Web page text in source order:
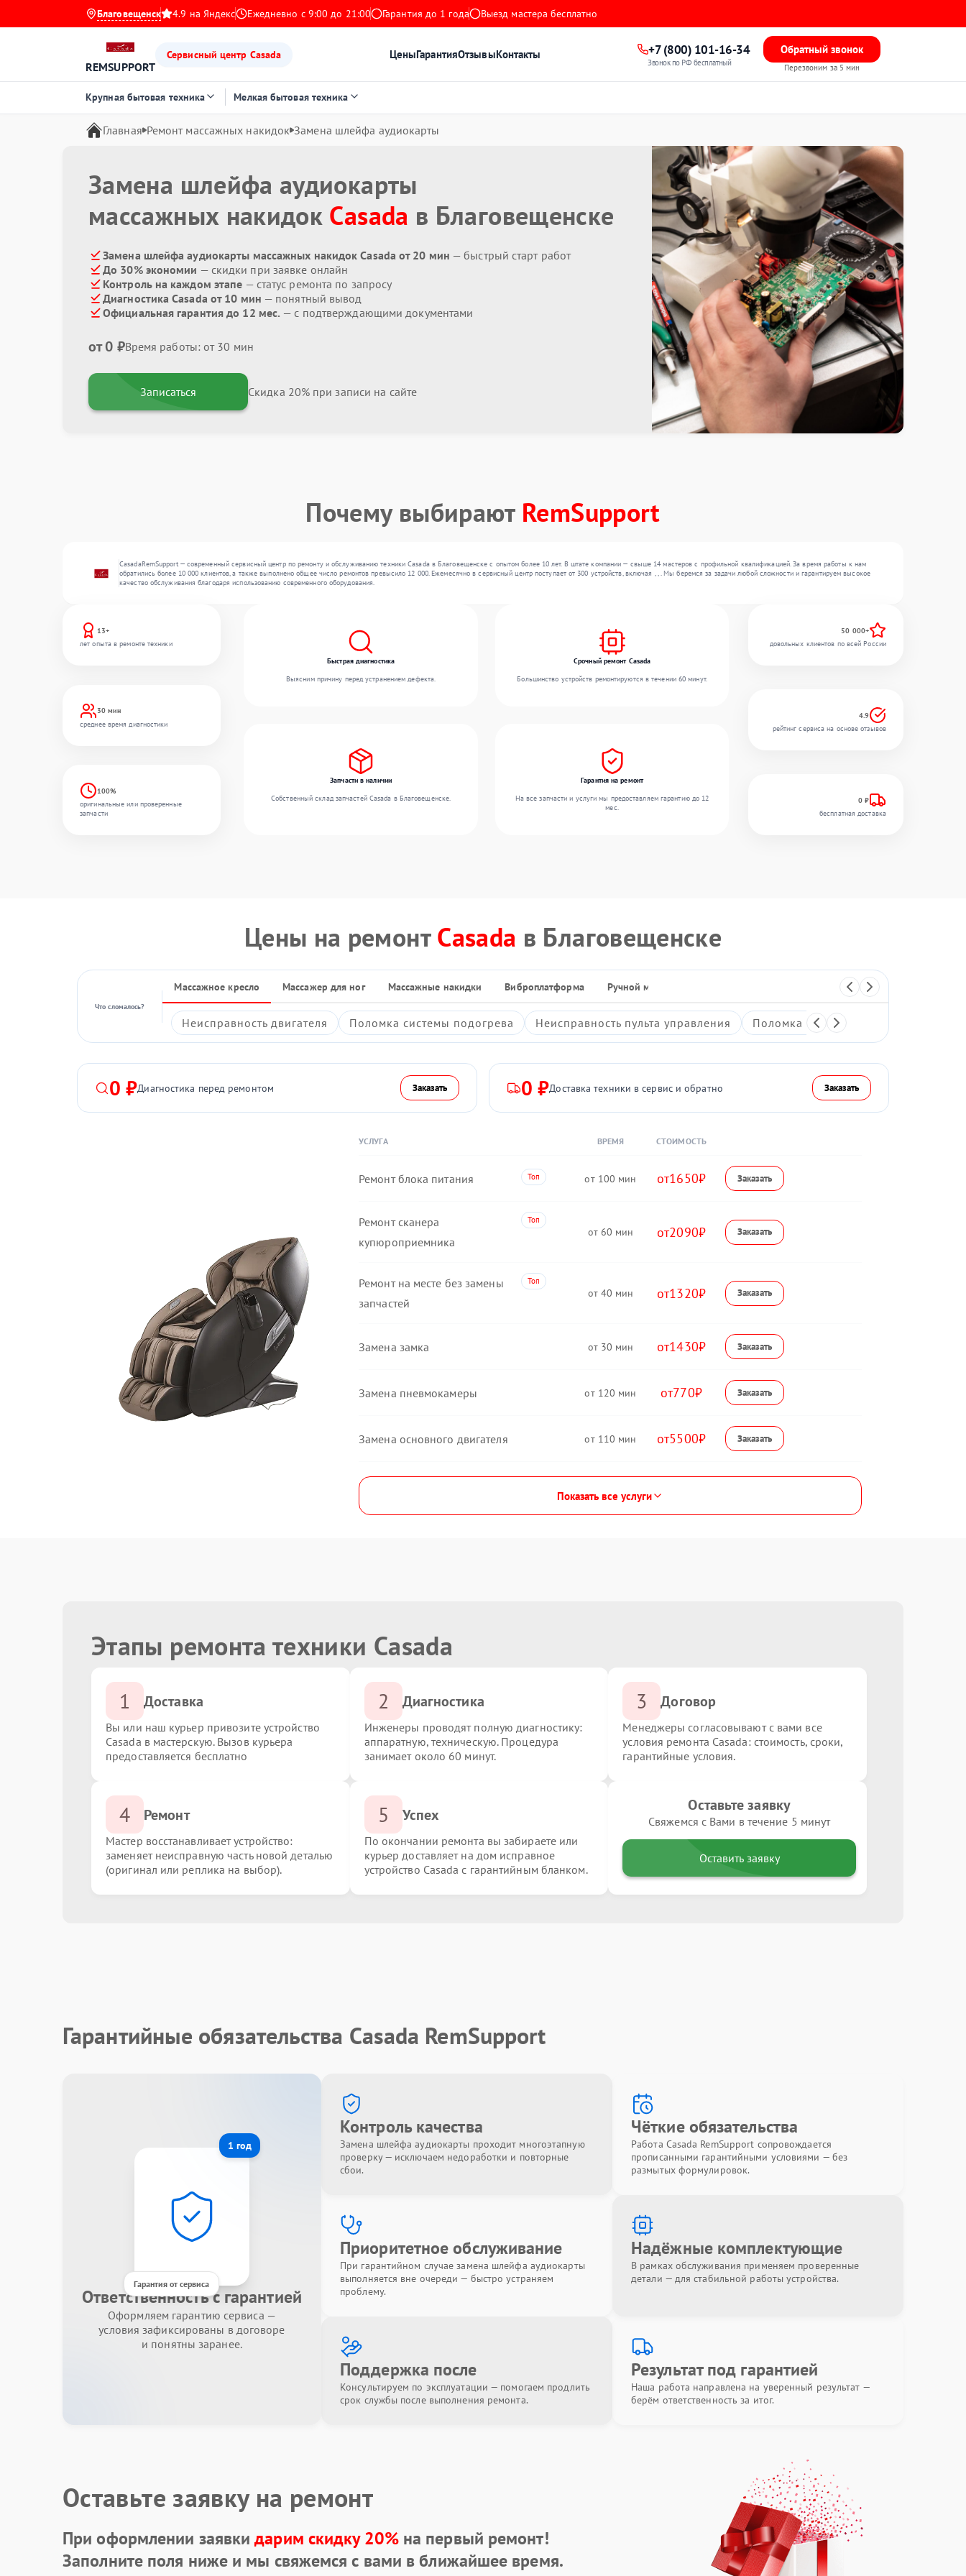
Благовещенск 4.9 на Яндекс Ежедневно с 9:00 до 21:00 Гарантия до 1 года Выезд мастера бесплатно
REMSUPPORT
Сервисный центр Casada ЦеныГарантияОтзывыКонтакты +7 (800) 101-16-34
Звонок по РФ бесплатный
Обратный звонок
Перезвоним за 5 мин
Крупная бытовая техника Мелкая бытовая техника
Главная Ремонт массажных накидок Замена шлейфа аудиокарты
Замена шлейфа аудиокарты
массажных накидок Casada в Благовещенске
Замена шлейфа аудиокарты массажных накидок Casada от 20 мин — быстрый старт работ
До 30% экономии — скидки при заявке онлайн
Контроль на каждом этапе — статус ремонта по запросу
Диагностика Casada от 10 мин — понятный вывод
Официальная гарантия до 12 мес. — с подтверждающими документами
от 0 ₽Время работы: от 30 мин
Записаться Скидка 20% при записи на сайте
Почему выбирают RemSupport
CasadaRemSupport — современный сервисный центр по ремонту и обслуживанию техники Casada в Благовещенске с опытом более 10 лет. В штате компании — свыше 14 мастеров с профильной квалификацией. За время работы к нам
обратились более 10 000 клиентов, а также выполнено общее число ремонтов превысило 12 000. Ежемесячно в сервисный центр поступает от 300 устройств, включая , , . Мы беремся за задачи любой сложности и гарантируем высокое
качество обслуживания благодаря использованию современного оборудования.
13+
лет опыта в ремонте техники
30 мин
среднее время диагностики
100%
оригинальные или проверенные
запчасти
Быстрая диагностика
Выясним причину перед устранением дефекта.
Срочный ремонт Casada
Большинство устройств ремонтируются в течении 60 минут.
Запчасти в наличии
Собственный склад запчастей Casada в Благовещенске.
Гарантия на ремонт
На все запчасти и услуги мы предоставляем гарантию до 12
мес.
50 000+
довольных клиентов по всей России
4.9
рейтинг сервиса на основе отзывов
0 ₽
бесплатная доставка
Цены на ремонтCasada в Благовещенске
Что сломалось?
Массажное кресло Массажер для ног Массажные накидки Виброплатформа Ручной массажер
Неисправность двигателя Поломка системы подогрева Неисправность пульта управления Поломка системы воздушной
0 ₽Диагностика перед ремонтом Заказать 0 ₽Доставка техники в сервис и обратно Заказать
УСЛУГА ВРЕМЯ СТОИМОСТЬ
Ремонт блока питания 100 1650
Ремонт сканера
купюроприемника
60 2090
Ремонт на месте без замены
запчастей
40 1320
Замена замка 30 1430
Замена пневмокамеры 120 770
Замена основного двигателя 110 5500
Показать все услуги
Этапы ремонта техники Casada
1 Доставка
Вы или наш курьер привозите устройство
Casada в мастерскую. Вызов курьера
предоставляется бесплатно
2 Диагностика
Инженеры проводят полную диагностику:
аппаратную, техническую. Процедура
занимает около 60 минут.
3 Договор
Менеджеры согласовывают с вами все
условия ремонта Casada: стоимость, сроки,
гарантийные условия.
4 Ремонт
Мастер восстанавливает устройство:
заменяет неисправную часть новой деталью
(оригинал или реплика на выбор).
5 Успех
По окончании ремонта вы забираете или
курьер доставляет на дом исправное
устройство Casada с гарантийным бланком.
Оставьте заявку
Свяжемся с Вами в течение 5 минут
Оставить заявку
Гарантийные обязательства Casada RemSupport
1 год
Гарантия от сервиса
Ответственность с гарантией
Оформляем гарантию сервиса —
условия зафиксированы в договоре
и понятны заранее.
Контроль качества
Замена шлейфа аудиокарты проходит многоэтапную
проверку — исключаем недоработки и повторные
сбои.
Чёткие обязательства
Работа Casada RemSupport сопровождается
прописанными гарантийными условиями — без
размытых формулировок.
Приоритетное обслуживание
При гарантийном случае замена шлейфа аудиокарты
выполняется вне очереди — быстро устраняем
проблему.
Надёжные комплектующие
В рамках обслуживания применяем проверенные
детали — для стабильной работы устройства.
Поддержка после
Консультируем по эксплуатации — помогаем продлить
срок службы после выполнения ремонта.
Результат под гарантией
Наша работа направлена на уверенный результат —
берём ответственность за итог.
Оставьте заявку на ремонт
При оформлении заявкидарим скидку 20%на первый ремонт!
Заполните поля ниже и мы свяжемся с вами в ближайшее время.